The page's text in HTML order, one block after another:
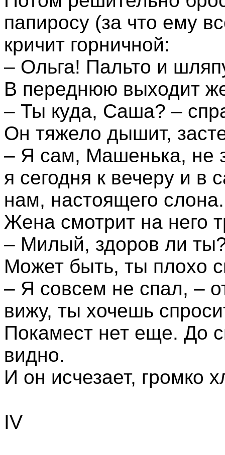
папиросу (за что ему
кричит горничной:
– Ольга! Пальто и
В переднюю выходит
– Ты куда, Саша? –
Он тяжело дышит,
– Я сам, Машенька, не
я сегодня к вечеру и в
нам, настоящего слона.
Жена смотрит на него
– Милый, здоров ли
Может быть, ты плохо
– Я совсем не спал, –
вижу, ты хочешь
Покамест нет еще. До
видно.
И он исчезает, громко
IV